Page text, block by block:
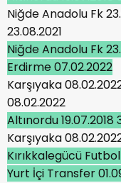
Niğde Anadolu Fk
23.08.2021
Niğde Anadolu Fk
Erdirme 07.02.2022
Karşıyaka
08.02.2022
Altınordu 19.07.2018
Karşıyaka
Kırıkkalegücü
Yurt İçi Transfer